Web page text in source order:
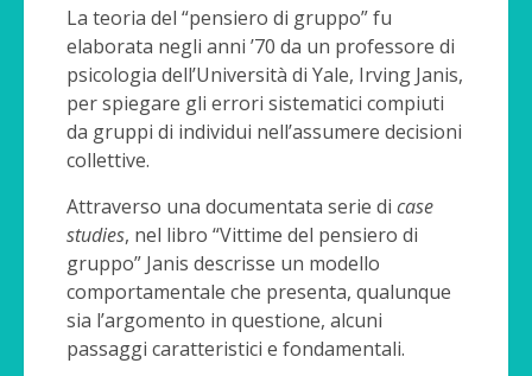
La teoria del “pensiero di gruppo” fu
elaborata negli anni ’70 da un professore di
psicologia dell’Università di Yale, Irving Janis,
per spiegare gli errori sistematici compiuti
da gruppi di individui nell’assumere decisioni
collettive.
Attraverso una documentata serie di case
studies, nel libro “Vittime del pensiero di
gruppo” Janis descrisse un modello
comportamentale che presenta, qualunque
sia l’argomento in questione, alcuni
passaggi caratteristici e fondamentali.